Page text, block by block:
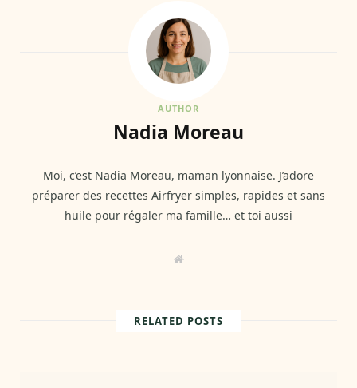
AUTHOR
Nadia Moreau
Moi, c’est Nadia Moreau, maman lyonnaise. J’adore
préparer des recettes Airfryer simples, rapides et sans
huile pour régaler ma famille… et toi aussi
W
RELATED POSTS